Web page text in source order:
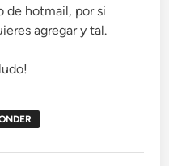
de hotmail, por si
agregar y tal.